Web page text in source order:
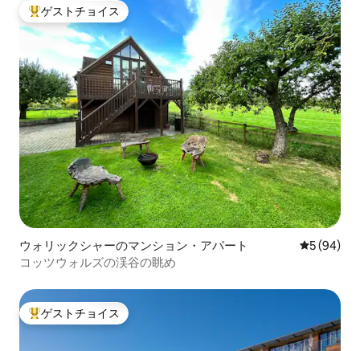
大好評のゲストチョイスです。
ゲストチョイス
ウォリックシャーのマンション・アパート レビュー
5 (94)
コッツウォルズの渓谷の眺め
大好評のゲストチョイスです。
ゲストチョイス